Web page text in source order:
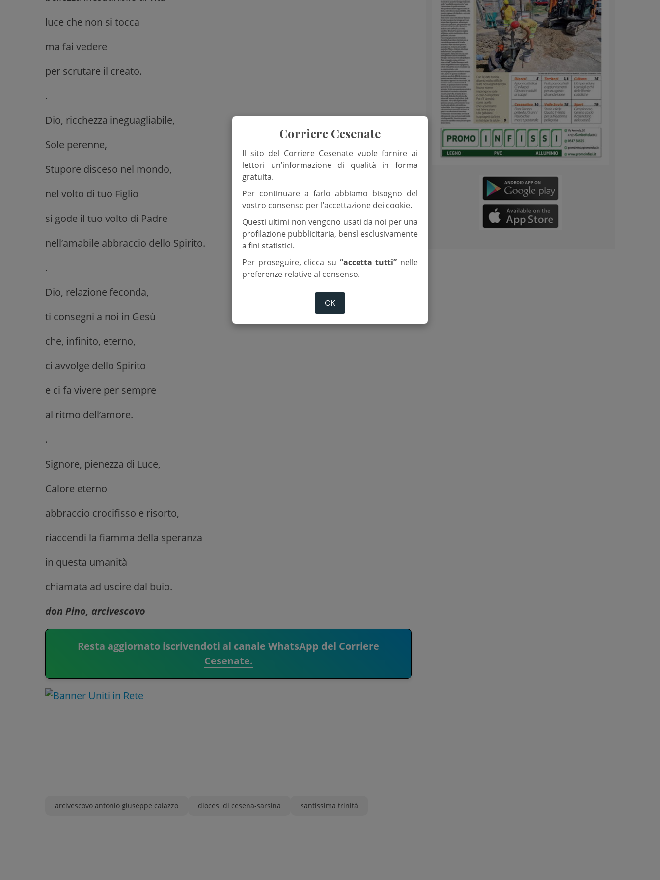
luce che non si tocca
ma fai vedere
per scrutare il creato.
.
Dio, ricchezza ineguagliabile,
Sole perenne,
Stupore disceso nel mondo,
nel volto di tuo Figlio
si gode il tuo volto di Padre
nell’amabile abbraccio dello Spirito.
.
Dio, relazione feconda,
ti consegni a noi in Gesù
che, infinito, eterno,
ci avvolge dello Spirito
e ci fa vivere per sempre
al ritmo dell’amore.
.
Signore, pienezza di Luce,
Calore eterno
abbraccio crocifisso e risorto,
riaccendi la fiamma della speranza
in questa umanità
chiamata ad uscire dal buio.
don Pino, arcivescovo
Resta aggiornato iscrivendoti al canale WhatsApp del Corriere
Cesenate.
arcivescovo antonio giuseppe caiazzo diocesi di cesena-sarsina santissima trinità
Corriere Cesenate
Il sito del Corriere Cesenate vuole fornire ai
lettori un’informazione di qualità in forma
gratuita.
Per continuare a farlo abbiamo bisogno del
vostro consenso per l’accettazione dei cookie.
Questi ultimi non vengono usati da noi per una
profilazione pubblicitaria, bensì esclusivamente
a fini statistici.
Per proseguire, clicca su “accetta tutti” nelle
preferenze relative al consenso.
OK